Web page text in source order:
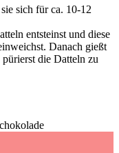
sich für ca. 10-12
entsteinst und diese
Danach gießt
die Datteln zu